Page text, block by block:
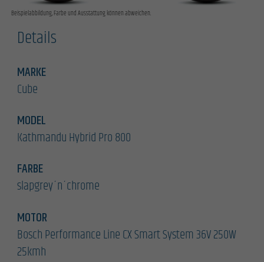
Beispielabbildung, Farbe und Ausstattung können abweichen.
Details
MARKE
Cube
MODEL
Kathmandu Hybrid Pro 800
FARBE
slapgrey´n´chrome
MOTOR
Bosch Performance Line CX Smart System 36V 250W
25kmh